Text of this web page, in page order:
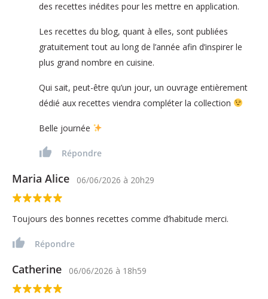
des recettes inédites pour les mettre en application.
Les recettes du blog, quant à elles, sont publiées
gratuitement tout au long de l’année afin d’inspirer le
plus grand nombre en cuisine.
Qui sait, peut-être qu’un jour, un ouvrage entièrement
dédié aux recettes viendra compléter la collection
Belle journée
Répondre
Maria Alice 06/06/2026 à 20h29
Toujours des bonnes recettes comme d’habitude merci.
Répondre
Catherine 06/06/2026 à 18h59